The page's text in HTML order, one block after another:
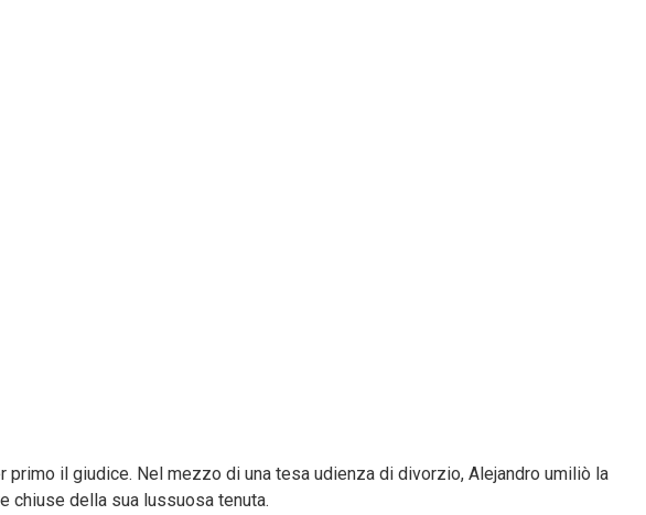
il giudice. Nel mezzo di una tesa udienza di divorzio, Alejandro umiliò la
chiuse della sua lussuosa tenuta.